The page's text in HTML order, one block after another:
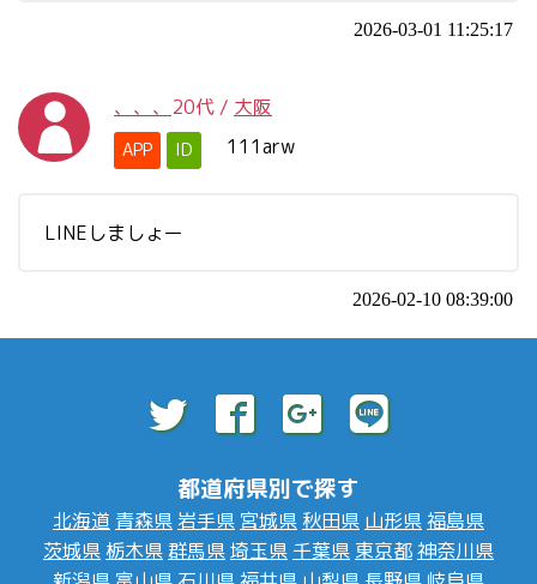
2026-03-01 11:25:17
、、、 20代 / 大阪
APP ID 111arw
LINEしましょー
2026-02-10 08:39:00
都道府県別で探す
北海道 青森県 岩手県 宮城県 秋田県 山形県福島県
茨城県 栃木県群馬県埼玉県 千葉県 東京都神奈川県